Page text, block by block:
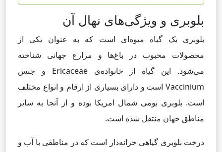
بلوبری و ویژگی‌های نهال آن
بلوبری یک گیاه میوه‌ای است که به عنوان یکی از
محصولات محبوب در باغ‌ها و مزارع جهانی شناخته
می‌شود. این گیاه از خانواده‌ی Ericaceae و جنس
Vaccinium است و دارای بسیاری از ارقام و انواع مختلف
است. بلوبری بومی شمال امریکا بوده و از آنجا به سایر
مناطق جهان منتقل شده است.
درخت بلوبری گیاهی خزانه‌دار است که در مناطقی با آب و